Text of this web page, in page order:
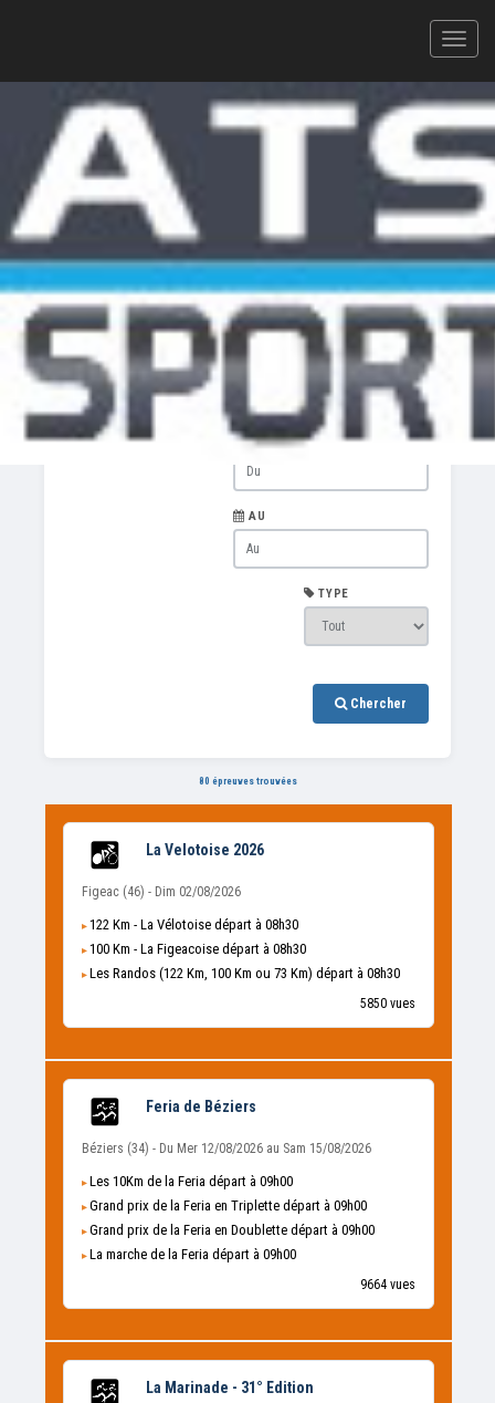
Votre plateforme d'inscription en ligne et de
résultats
CALENDRIER ATS-SPORT — 2026
RECHERCHE
DU
AU
TYPE
Chercher
80 épreuves trouvées
La Velotoise 2026
Figeac (46) - Dim 02/08/2026
122 Km - La Vélotoise départ à 08h30
100 Km - La Figeacoise départ à 08h30
Les Randos (122 Km, 100 Km ou 73 Km) départ à 08h30
5850 vues
Feria de Béziers
Béziers (34) - Du Mer 12/08/2026 au Sam 15/08/2026
Les 10Km de la Feria départ à 09h00
Grand prix de la Feria en Triplette départ à 09h00
Grand prix de la Feria en Doublette départ à 09h00
La marche de la Feria départ à 09h00
9664 vues
La Marinade - 31° Edition